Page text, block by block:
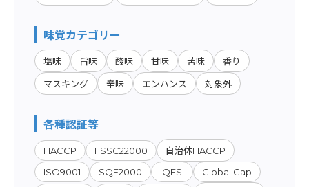
味覚カテゴリー
塩味 旨味 酸味 甘味 苦味 香り
マスキング 辛味 エンハンス 対象外
各種認証等
HACCP FSSC22000
自治体HACCP
ISO9001
SQF2000 IQFSI
Global Gap